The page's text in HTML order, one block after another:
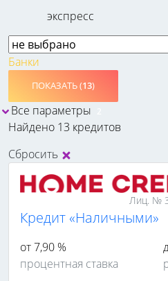
экспресс
Банки
ПОКАЗАТЬ (13)
Все параметры
Найдено 13 кредитов
Сбросить
Лиц. №
Кредит «Наличными»
от 7,90 %
процентная ставка